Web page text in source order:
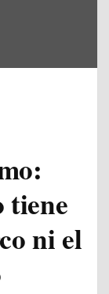
tiene
ni el